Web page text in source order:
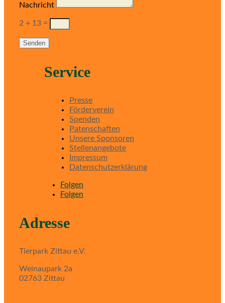
Nachricht
2 + 13 =
Senden
Service
Presse
Förderverein
Spenden
Patenschaften
Unsere Sponsoren
Stellenangebote
Impressum
Datenschutzerklärung
Folgen
Folgen
Adresse
Tierpark Zittau e.V.
Weinaupark 2a
02763 Zittau